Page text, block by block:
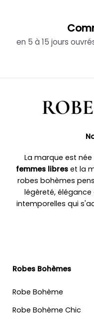
en 5 à 15 jours
La marque est
femmes libres et la
robes bohèmes
légèreté, élégance
intemporelles qui
Robes Bohèmes
Robe Bohème
Robe Bohème Chic